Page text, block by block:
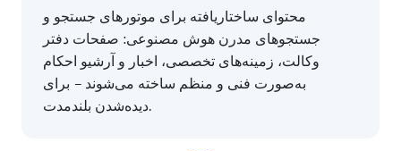
محتوای ساختاریافته برای موتورهای جستجو و
جستجوهای مدرن هوش مصنوعی: صفحات دفتر
وکالت، زمینه‌های تخصصی، اخبار و آرشیو احکام
به‌صورت فنی و منظم ساخته می‌شوند – برای
دیده‌شدن بلندمدت.